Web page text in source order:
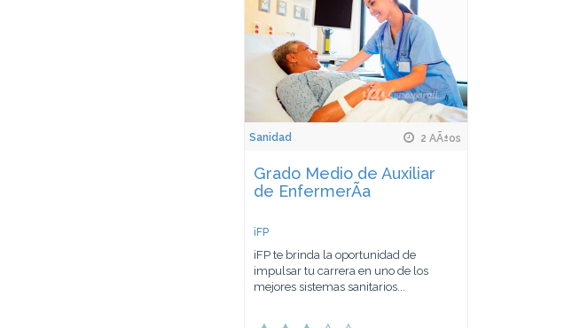
Sanidad 2 AÃ±os
Grado Medio de Auxiliar
de EnfermerÃ­a
iFP
iFP te brinda la oportunidad de
impulsar tu carrera en uno de los
mejores sistemas sanitarios...